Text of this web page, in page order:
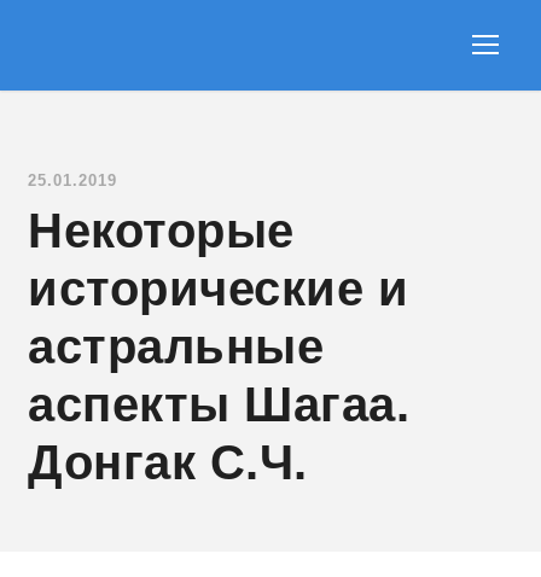
25.01.2019
Некоторые
исторические и
астральные
аспекты Шагаа.
Донгак С.Ч.